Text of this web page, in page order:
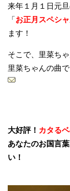
来年１月１日元
「お正月スペシ
ます！
そこで、里菜ち
里菜ちゃんの曲
大好評！ カタる
あなたのお国言
い！